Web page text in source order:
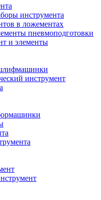
инструмента
в ложементах
пневмоподготовки
и элементы
инструмент